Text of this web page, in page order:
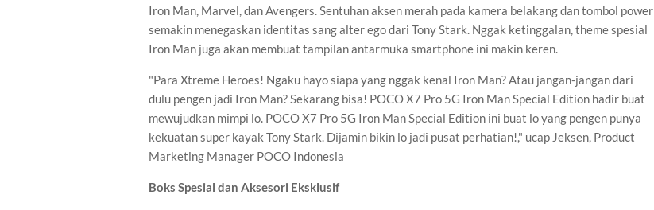
Iron Man, Marvel, dan Avengers. Sentuhan aksen merah pada kamera belakang dan tombol power
semakin menegaskan identitas sang alter ego dari Tony Stark. Nggak ketinggalan, theme spesial
Iron Man juga akan membuat tampilan antarmuka smartphone ini makin keren.
"Para Xtreme Heroes! Ngaku hayo siapa yang nggak kenal Iron Man? Atau jangan-jangan dari
dulu pengen jadi Iron Man? Sekarang bisa! POCO X7 Pro 5G Iron Man Special Edition hadir buat
mewujudkan mimpi lo. POCO X7 Pro 5G Iron Man Special Edition ini buat lo yang pengen punya
kekuatan super kayak Tony Stark. Dijamin bikin lo jadi pusat perhatian!," ucap Jeksen, Product
Marketing Manager POCO Indonesia
Boks Spesial dan Aksesori Eksklusif